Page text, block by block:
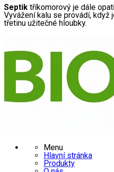
Septik tříkomorový je dále
Vyvážení kalu se provádí, když
třetinu užitečné hloubky.
Menu
Hlavní stránka
Produkty